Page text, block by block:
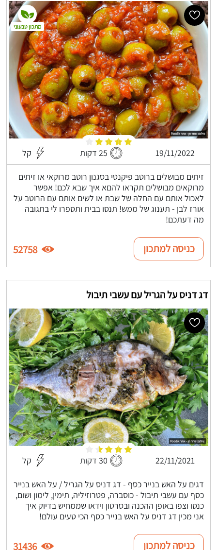
19/11/2022 25 דקות קל
זיתים מבושלים ברוטב פיקנטי בסגנון רוטב מרוקאי או זיתים
מרוקאים מבושלים תקראו להםא איך שבא לכם! אפשר
לאכול אותם עם החלה של שבת או לשים אותם עם הרוטב על
אורז לבן - תענוג של ממש! תנסו בבית ותספרו לי בתגובה
מה דעתכם!
מתכון טבעוני
כניסה למתכון 52758
דג דניס על הגריל עם עשבי תיבול
22/11/2021 30 דקות קל
דגים על האש בנייר כסף - דג דניס על הגריל / על האש בנייר
כסף עם עשבי תיבול - כוסברה, פטרוזיליה, תימין, לימון ושום,
כנסו וצפו באופן ההכנה ובסרטון וידאו שממחיש בדיוק איך
אני מכין דג דניס על האש בנייר כסף הכי טעים עולם!
כניסה למתכון 31436